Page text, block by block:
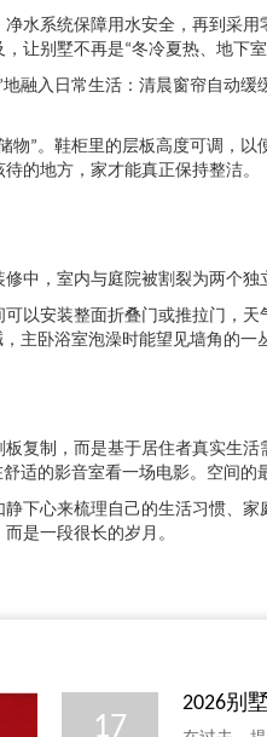
水系统保障用水安全，再到采
让别墅不再是“冬冷夏热、地下室
融入日常生活：清晨窗帘自动
”。鞋柜里的层板高度可调，
的地方，家才能真正保持整洁。
中，室内与庭院被割裂为两个独
以安装整面折叠门或推拉门，
卧浴室泡澡时能望见墙角的一
复制，而是基于居住者真实生
的影音室看一场电影。空间的
下心来梳理自己的生活习惯、
是一段很长的岁月。
17
2026别